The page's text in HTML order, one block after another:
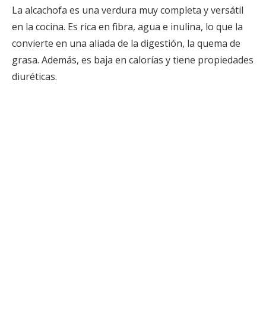
La alcachofa es una verdura muy completa y versátil
en la cocina. Es rica en fibra, agua e inulina, lo que la
convierte en una aliada de la digestión, la quema de
grasa. Además, es baja en calorías y tiene propiedades
diuréticas.